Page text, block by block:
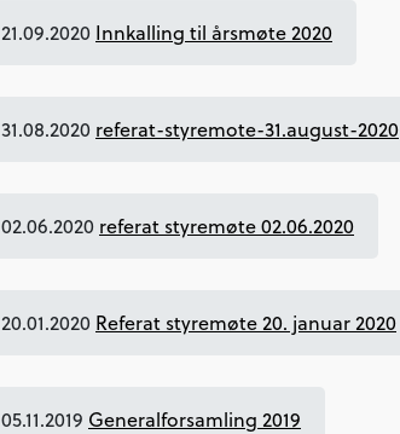
21.09.2020 Innkalling til årsmøte 2020
31.08.2020 referat-styremote-31.august-2020
02.06.2020 referat styremøte 02.06.2020
20.01.2020 Referat styremøte 20. januar 2020
05.11.2019 Generalforsamling 2019